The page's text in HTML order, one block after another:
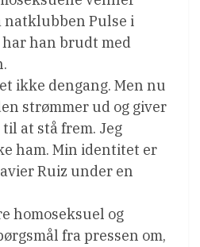
Pulse i
han brudt med
ikke dengang. Men nu
strømmer ud og giver
at stå frem. Jeg
ham. Min identitet er
Ruiz under en
homoseksuel og
fra pressen om,